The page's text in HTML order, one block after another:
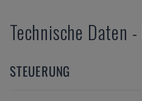
Technische Daten -
STEUERUNG